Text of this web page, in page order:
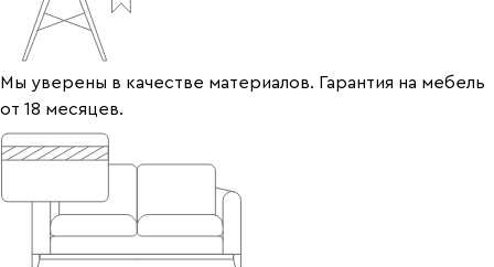
Мы уверены в качестве материалов. Гарантия на мебель
от 18 месяцев.